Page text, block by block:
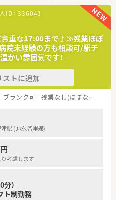
ID： 336043
貴重な17:00まで♪≫残業ほぼ
院未経験の方も相談可/駅チ
かい雰囲気です！
ストに追加
ブランク可 残業なし(ほぼなし含む)
駅 (JR久留里線)
り考慮します
分）
ト制勤務